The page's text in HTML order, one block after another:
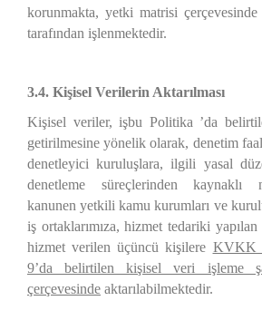
korunmakta, yetki matrisi
tarafından işlenmektedir.
3.4. Kişisel Verilerin Aktarılması
Kişisel veriler, işbu Politika ’da
getirilmesine yönelik olarak, denetim
denetleyici kuruluşlara, ilgili yasal
denetleme süreçlerinden kaynaklı
kanunen yetkili kamu kurumları ve
iş ortaklarımıza, hizmet tedariki
hizmet verilen üçüncü kişilere KVKK
9’da belirtilen kişisel veri işleme
çerçevesinde aktarılabilmektedir.